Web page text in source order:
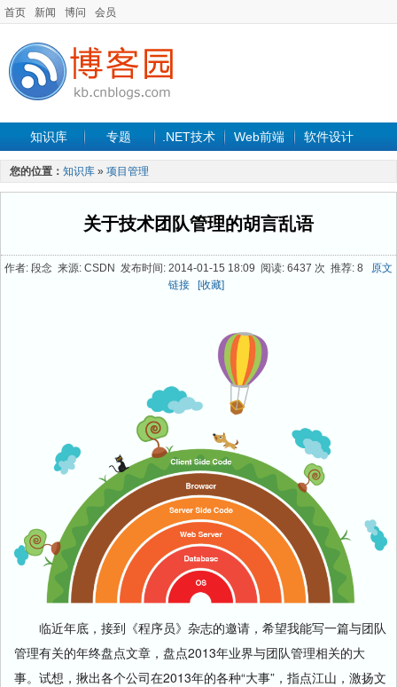
首页 新闻 博问 会员
知识库 专题 .NET技术 Web前端 软件设计
手机开发 软件工程
最新文章
您的位置： 知识库 » 项目管理
关于技术团队管理的胡言乱语
作者: 段念 来源: CSDN 发布时间: 2014-01-15 18:09 阅读: 6437 次 推荐: 8 原文
链接
[收藏]
临近年底，接到《程序员》杂志的邀请，希望我能写一篇与团队
管理有关的年终盘点文章，盘点2013年业界与团队管理相关的大
事。试想，揪出各个公司在2013年的各种“大事”，指点江山，激扬文